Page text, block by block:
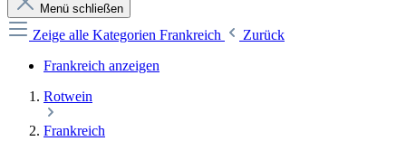
Menü schließen
Zeige alle Kategorien Frankreich
Zurück
Frankreich anzeigen
Rotwein
Frankreich